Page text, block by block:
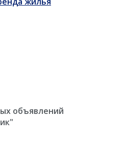
объявлений